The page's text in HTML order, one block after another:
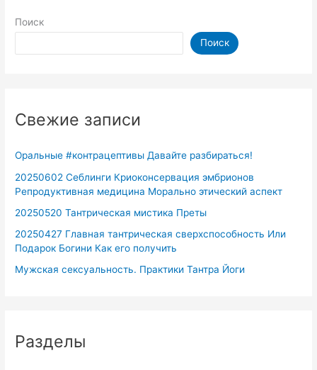
Поиск
Поиск
Свежие записи
Оральные #контрацептивы Давайте разбираться!
20250602 Себлинги Криоконсервация эмбрионов
Репродуктивная медицина Морально этический аспект
20250520 Тантрическая мистика Преты
20250427 Главная тантрическая сверхспособность Или
Подарок Богини Как его получить
Мужская сексуальность. Практики Тантра Йоги
Разделы